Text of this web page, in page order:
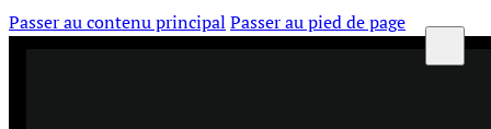
Passer au contenu principal Passer au pied de page